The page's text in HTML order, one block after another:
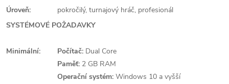
Úroveň:
pokročilý, turnajový hráč, profesionál
SYSTÉMOVÉ POŽADAVKY
Minimální: Počítač: Dual Core
Paměť: 2 GB RAM
Operační systém: Windows 10 a vyšší